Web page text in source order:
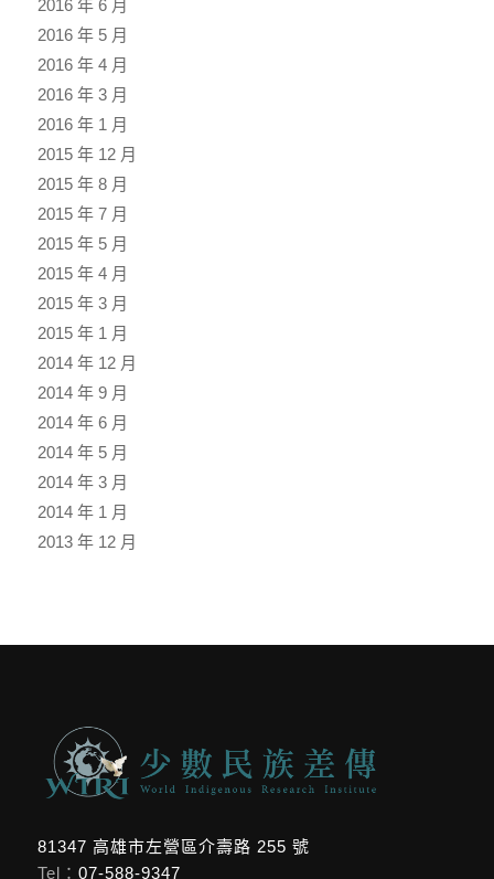
2016 年 6 月
2016 年 5 月
2016 年 4 月
2016 年 3 月
2016 年 1 月
2015 年 12 月
2015 年 8 月
2015 年 7 月
2015 年 5 月
2015 年 4 月
2015 年 3 月
2015 年 1 月
2014 年 12 月
2014 年 9 月
2014 年 6 月
2014 年 5 月
2014 年 3 月
2014 年 1 月
2013 年 12 月
81347 高雄市左營區介壽路 255 號
Tel： 07-588-9347